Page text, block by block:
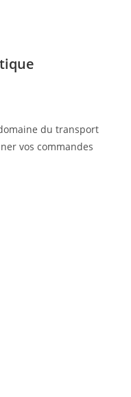
du transport
vos commandes